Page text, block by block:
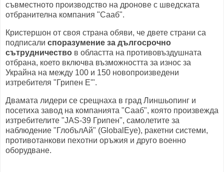
съвместното производство на дронове с шведската
отбранителна компания "Сааб".
Кристершон от своя страна обяви, че двете страни са
подписали споразумение за дългосрочно
сътрудничество в областта на противовъздушната
отбрана, което включва възможността за износ за
Украйна на между 100 и 150 новопроизведени
изтребителя "Грипен Е'".
Двамата лидери се срещнаха в град Линшьопинг и
посетиха завод на компанията "Сааб", която произвежда
изтребителите "JAS-39 Грипен", самолетите за
наблюдение "ГлобълАй" (GlobalEye), ракетни системи,
противотанкови пехотни оръжия и друго военно
оборудване.